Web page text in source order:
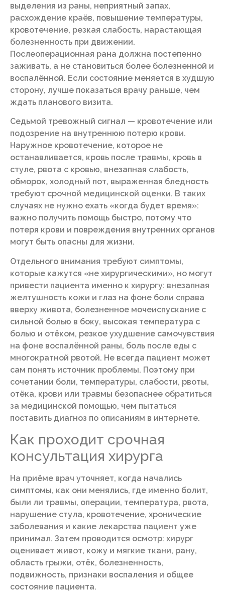
выделения из раны, неприятный запах,
расхождение краёв, повышение температуры,
кровотечение, резкая слабость, нарастающая
болезненность при движении.
Послеоперационная рана должна постепенно
заживать, а не становиться более болезненной и
воспалённой. Если состояние меняется в худшую
сторону, лучше показаться врачу раньше, чем
ждать планового визита.
Седьмой тревожный сигнал — кровотечение или
подозрение на внутреннюю потерю крови.
Наружное кровотечение, которое не
останавливается, кровь после травмы, кровь в
стуле, рвота с кровью, внезапная слабость,
обморок, холодный пот, выраженная бледность
требуют срочной медицинской оценки. В таких
случаях не нужно ехать «когда будет время»:
важно получить помощь быстро, потому что
потеря крови и повреждения внутренних органов
могут быть опасны для жизни.
Отдельного внимания требуют симптомы,
которые кажутся «не хирургическими», но могут
привести пациента именно к хирургу: внезапная
желтушность кожи и глаз на фоне боли справа
вверху живота, болезненное мочеиспускание с
сильной болью в боку, высокая температура с
болью и отёком, резкое ухудшение самочувствия
на фоне воспалённой раны, боль после еды с
многократной рвотой. Не всегда пациент может
сам понять источник проблемы. Поэтому при
сочетании боли, температуры, слабости, рвоты,
отёка, крови или травмы безопаснее обратиться
за медицинской помощью, чем пытаться
поставить диагноз по описаниям в интернете.
Как проходит срочная
консультация хирурга
На приёме врач уточняет, когда начались
симптомы, как они менялись, где именно болит,
были ли травмы, операции, температура, рвота,
нарушение стула, кровотечение, хронические
заболевания и какие лекарства пациент уже
принимал. Затем проводится осмотр: хирург
оценивает живот, кожу и мягкие ткани, рану,
область грыжи, отёк, болезненность,
подвижность, признаки воспаления и общее
состояние пациента.